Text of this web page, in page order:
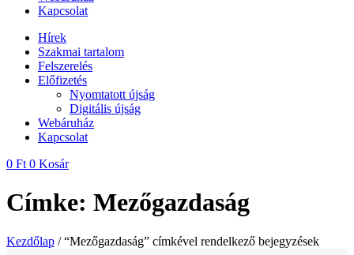
Kapcsolat
Hírek
Szakmai tartalom
Felszerelés
Előfizetés
Nyomtatott újság
Digitális újság
Webáruház
Kapcsolat
0 Ft 0 Kosár
Címke: Mezőgazdaság
Kezdőlap / “Mezőgazdaság” címkével rendelkező bejegyzések